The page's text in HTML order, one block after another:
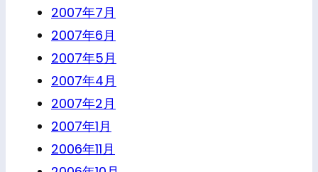
2007年7月
2007年6月
2007年5月
2007年4月
2007年2月
2007年1月
2006年11月